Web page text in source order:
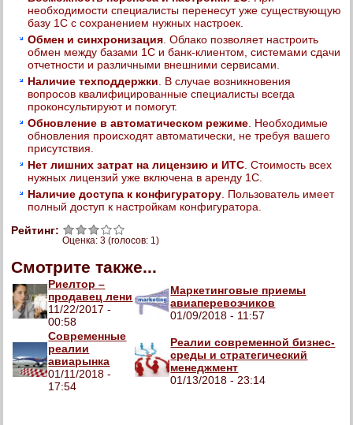
необходимости специалисты перенесут уже существующую
базу 1С с сохранением нужных настроек.
Обмен и синхронизация . Облако позволяет настроить
обмен между базами 1С и банк-клиентом, системами сдачи
отчетности и различными внешними сервисами.
Наличие техподдержки . В случае возникновения
вопросов квалифицированные специалисты всегда
проконсультируют и помогут.
Обновление в автоматическом режиме . Необходимые
обновления происходят автоматически, не требуя вашего
присутствия.
Нет лишних затрат на лицензию и ИТС . Стоимость всех
нужных лицензий уже включена в аренду 1С.
Наличие доступа к конфигуратору . Пользователь имеет
полный доступ к настройкам конфигуратора.
Рейтинг:
Оценка:3 (голосов: 1)
Смотрите также...
Риелтор –
продавец лени
11/22/2017 -
00:58
Маркетинговые приемы
авиаперевозчиков
01/09/2018 - 11:57
Современные
реалии
авиарынка
01/11/2018 -
17:54
Реалии современной бизнес-
среды и стратегический
менеджмент
01/13/2018 - 23:14